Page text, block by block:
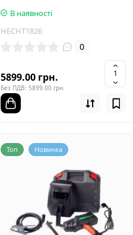
В наявності
HECHT1826
0
5899.00 грн.
Без ПДВ: 5899.00 грн.
Топ Новинка